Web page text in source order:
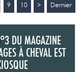
9 10 > Dernier
DU MAGAZINE
À CHEVAL EST